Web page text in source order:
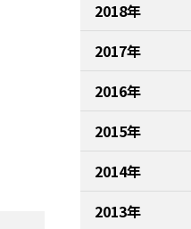
2018年
2017年
2016年
2015年
2014年
2013年